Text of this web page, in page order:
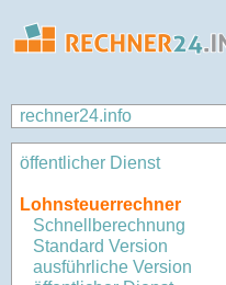
rechner24.info
öffentlicher Dienst
Lohnsteuerrechner
Schnellberechnung
Standard Version
ausführliche Version